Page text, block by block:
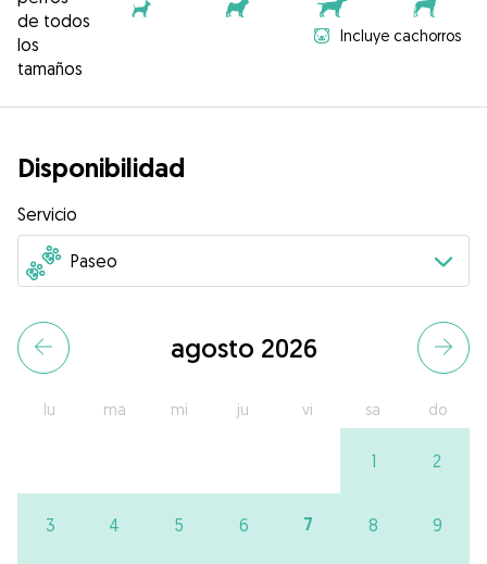
de todos
los
tamaños
Incluye cachorros
Disponibilidad
Servicio
agosto 2026
lu ma mi ju vi sa do
1 2
3 4 5 6 7 8 9